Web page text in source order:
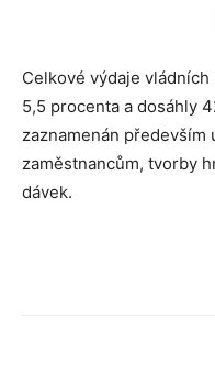
Celkové výdaje
5,5 procenta a dosáhly
zaznamenán především
zaměstnancům, tvorby
dávek.